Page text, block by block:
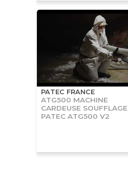
PATEC FRANCE
ATG500 MACHINE
CARDEUSE SOUFFLAGE
PATEC ATG500 V2